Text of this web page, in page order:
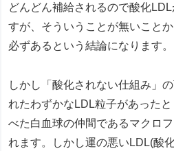
どんどん補給されるので酸化
すが、そういうことが無いこと
必ずあるという結論になります。
しかし「酸化されない仕組み」
れたわずかなLDL粒子があった
べた白血球の仲間であるマクロ
れます。しかし運の悪いLDL(酸